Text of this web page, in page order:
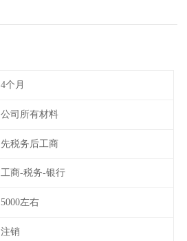
4个月
公司所有材料
先税务后工商
工商-税务-银行
5000左右
注销